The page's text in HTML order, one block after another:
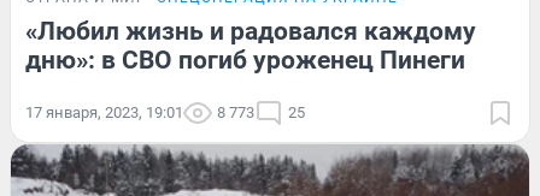
«Любил жизнь и радовался каждому
дню»: в СВО погиб уроженец Пинеги
17 января, 2023, 19:01 8 773 25